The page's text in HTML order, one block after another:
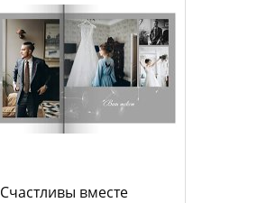
Счастливы вместе